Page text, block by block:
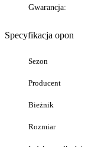
Gwarancja:
Specyfikacja opon
Sezon
Producent
Bieżnik
Rozmiar